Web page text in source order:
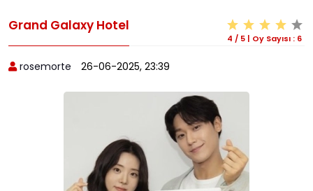
Grand Galaxy Hotel
4 / 5 | Oy Sayısı : 6
rosemorte 26-06-2025, 23:39